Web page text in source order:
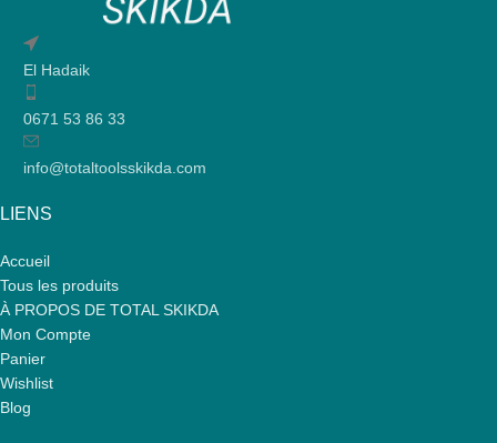
El Hadaik
0671 53 86 33
info@totaltoolsskikda.com
LIENS
Accueil
Tous les produits
À PROPOS DE TOTAL SKIKDA
Mon Compte
Panier
Wishlist
Blog